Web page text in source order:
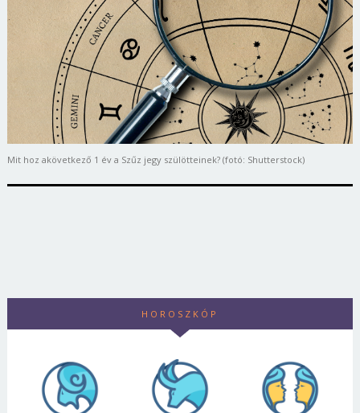
Mit hoz akövetkező 1 év a Szűz jegy szülötteinek? (fotó: Shutterstock)
HOROSZKÓP